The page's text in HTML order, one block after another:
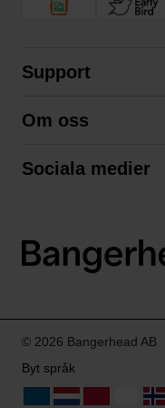
Support
Köpvillkor
Om oss
Våra fraktalternativ
Sociala medier
LinkedIn
© 2026 Bangerhead AB
Byt språk